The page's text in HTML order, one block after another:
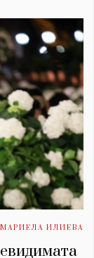
МАРИЕЛА ИЛИЕВА